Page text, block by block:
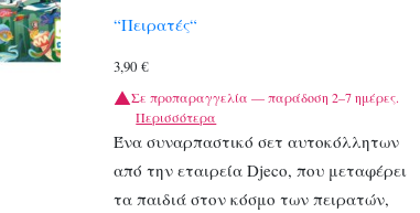
“Πειρατές“
3,90€
Σε προπαραγγελία — παράδοση 2–7 ημέρες.
Περισσότερα
Ένα συναρπαστικό σετ αυτοκόλλητων
από την εταιρεία Djeco, που μεταφέρει
τα παιδιά στον κόσμο των πειρατών,